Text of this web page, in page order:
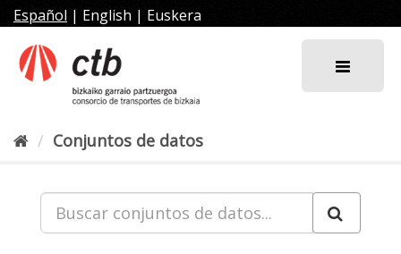
al
contenido
Español | English | Euskera
Conjuntos de datos